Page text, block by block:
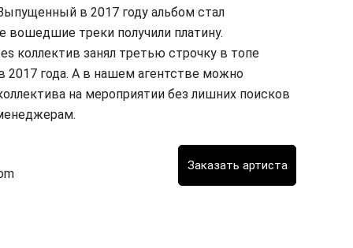
в 2017 году альбом стал
треки получили платину.
коллектив занял третью строчку в топе
года. А в нашем агентстве можно
на мероприятии без лишних поисков